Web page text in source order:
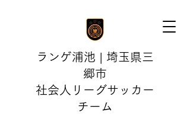
ランゲ浦池 | 埼玉県三
郷市
社会人リーグサッカー
チーム